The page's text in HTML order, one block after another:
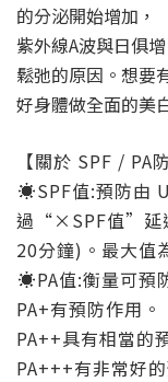
的分泌開始增加，
紫外線A波與日俱
鬆弛的原因。想要
好身體做全面的美
【關於 SPF / PA
☀SPF值:預防由
過“×SPF值”延
20分鐘)。最大值
☀PA值:衡量可預
PA+有預防作用。
PA++具有相當的
PA+++有非常好